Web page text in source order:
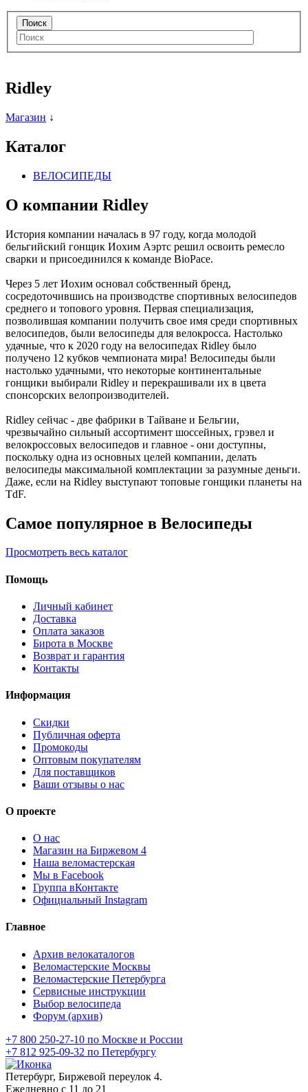
Ridley
Магазин ↓
Каталог
ВЕЛОСИПЕДЫ
О компании Ridley
История компании началась в 97 году, когда молодой
бельгийский гонщик Иохим Аэртс решил освоить ремесло
сварки и присоединился к команде BioPace.
Через 5 лет Иохим основал собственный бренд,
сосредоточившись на производстве спортивных велосипедов
среднего и топового уровня. Первая специализация,
позволившая компании получить свое имя среди спортивных
велосипедов, были велосипеды для велокросса. Настолько
удачные, что к 2020 году на велосипедах Ridley было
получено 12 кубков чемпионата мира! Велосипеды были
настолько удачными, что некоторые континентальные
гонщики выбирали Ridley и перекрашивали их в цвета
спонсорских велопроизводителей.
Ridley сейчас - две фабрики в Тайване и Бельгии,
чрезвычайно сильный ассортимент шоссейных, грэвел и
велокроссовых велосипедов и главное - они доступны,
поскольку одна из основных целей компании, делать
велосипеды максимальной комплектации за разумные деньги.
Даже, если на Ridley выступают топовые гонщики планеты на
TdF.
Самое популярное в Велосипеды
Просмотреть весь каталог
Помощь
Личный кабинет
Доставка
Оплата заказов
Бирота в Москве
Возврат и гарантия
Контакты
Информация
Скидки
Публичная оферта
Промокоды
Оптовым покупателям
Для поставщиков
Ваши отзывы о нас
О проекте
О нас
Магазин на Биржевом 4
Наша веломастерская
Мы в Facebook
Группа вКонтакте
Официальный Instagram
Главное
Архив велокаталогов
Веломастерские Москвы
Веломастерские Петербурга
Сервисные инструкции
Выбор велосипеда
Форум (архив)
+7 800 250-27-10 по Москве и России
+7 812 925-09-32 по Петербургу
Петербург, Биржевой переулок 4.
Ежедневно с 11 до 21